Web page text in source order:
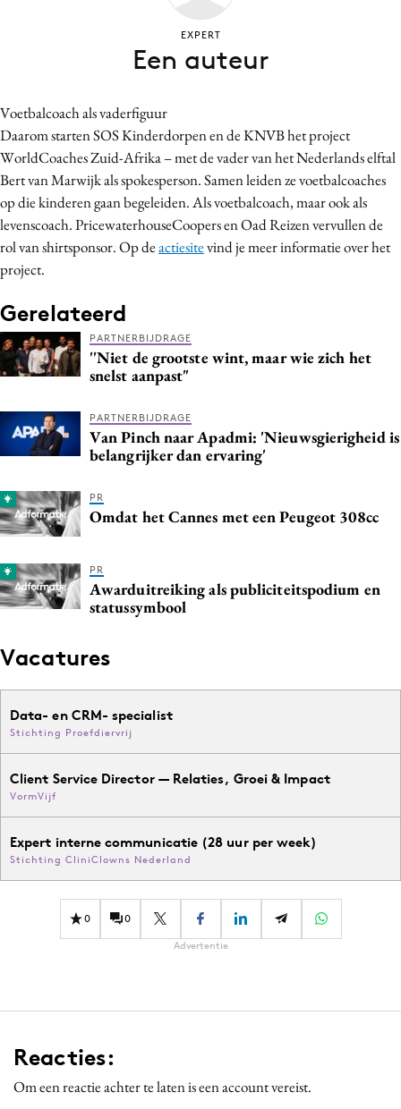
Craft
Customer Experience
Data & Insights
Design
Digital transformation
Diversiteit
Gedragsverandering
Influencer marketing
Interne communicatie
Media
Merkstrategie
Programmatic
Purpose Marketing
Voetbalcoach als vaderfiguur
Daarom starten SOS Kinderdorpen en de KNVB het project
WorldCoaches Zuid-Afrika – met de vader van het Nederlands elftal
Bert van Marwijk als spokesperson. Samen leiden ze voetbalcoaches
op die kinderen gaan begeleiden. Als voetbalcoach, maar ook als
levenscoach. PricewaterhouseCoopers en Oad Reizen vervullen de
rol van shirtsponsor. Op deactiesitevind je meer informatie over het
project.
Gerelateerd
PARTNERBIJDRAGE
''Niet de grootste wint, maar wie zich het
snelst aanpast"
PARTNERBIJDRAGE
Van Pinch naar Apadmi: 'Nieuwsgierigheid is
belangrijker dan ervaring'
PR
Omdat het Cannes met een Peugeot 308cc
PR
Awarduitreiking als publiciteitspodium en
statussymbool
Vacatures
Data- en CRM- specialist
Stichting Proefdiervrij
Client Service Director — Relaties, Groei & Impact
VormVijf
Expert interne communicatie (28 uur per week)
Stichting CliniClowns Nederland
0 0
Advertentie
Reacties:
Om een reactie achter te laten is een account vereist.
EXPERT
Een auteur